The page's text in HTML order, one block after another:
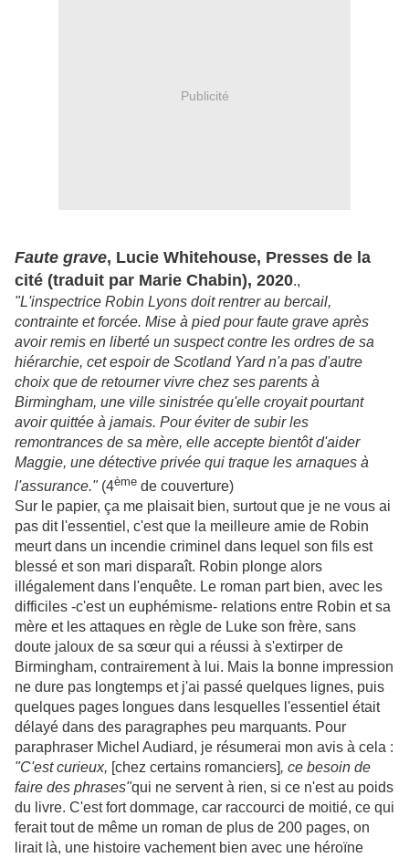
Publicité
Faute grave, Lucie Whitehouse, Presses de la
cité (traduit par Marie Chabin), 2020.,
"L'inspectrice Robin Lyons doit rentrer au bercail,
contrainte et forcée. Mise à pied pour faute grave après
avoir remis en liberté un suspect contre les ordres de sa
hiérarchie, cet espoir de Scotland Yard n'a pas d'autre
choix que de retourner vivre chez ses parents à
Birmingham, une ville sinistrée qu'elle croyait pourtant
avoir quittée à jamais. Pour éviter de subir les
remontrances de sa mère, elle accepte bientôt d'aider
Maggie, une détective privée qui traque les arnaques à
l'assurance." (4ème de couverture)
Sur le papier, ça me plaisait bien, surtout que je ne vous ai
pas dit l'essentiel, c'est que la meilleure amie de Robin
meurt dans un incendie criminel dans lequel son fils est
blessé et son mari disparaît. Robin plonge alors
illégalement dans l'enquête. Le roman part bien, avec les
difficiles -c'est un euphémisme- relations entre Robin et sa
mère et les attaques en règle de Luke son frère, sans
doute jaloux de sa sœur qui a réussi à s'extirper de
Birmingham, contrairement à lui. Mais la bonne impression
ne dure pas longtemps et j'ai passé quelques lignes, puis
quelques pages longues dans lesquelles l'essentiel était
délayé dans des paragraphes peu marquants. Pour
paraphraser Michel Audiard, je résumerai mon avis à cela :
"C'est curieux, [chez certains romanciers], ce besoin de
faire des phrases"qui ne servent à rien, si ce n'est au poids
du livre. C'est fort dommage, car raccourci de moitié, ce qui
ferait tout de même un roman de plus de 200 pages, on
lirait là, une histoire vachement bien avec une héroïne